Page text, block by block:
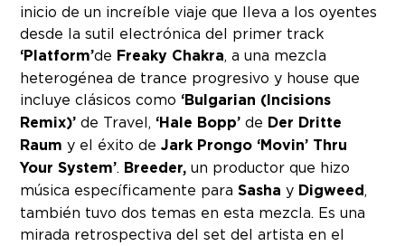
inicio de un increíble viaje que lleva a los oyentes
desde la sutil electrónica del primer track
‘Platform’de Freaky Chakra, a una mezcla
heterogénea de trance progresivo y house que
incluye clásicos como ‘Bulgarian (Incisions
Remix)’ de Travel, ‘Hale Bopp’ de Der Dritte
Raum y el éxito deJark Prongo ‘Movin’ Thru
Your System’. Breeder, un productor que hizo
música específicamente paraSasha y Digweed,
también tuvo dos temas en esta mezcla. Es una
mirada retrospectiva del set del artista en el